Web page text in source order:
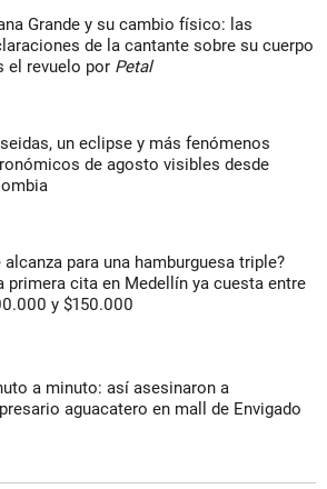
Grande y su cambio físico: las
de la cantante sobre su cuerpo
el revuelo por Petal
un eclipse y más fenómenos
de agosto visibles desde
alcanza para una hamburguesa triple?
primera cita en Medellín ya cuesta entre
y $150.000
a minuto: así asesinaron a
aguacatero en mall de Envigado